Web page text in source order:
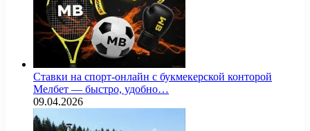
Ставки на спорт-онлайн с букмекерской конторой
Мелбет — быстро, удобно…
09.04.2026